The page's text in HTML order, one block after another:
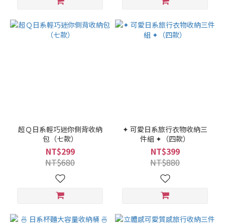
超Ｑ日系輕巧迷你側背收納
包（七款）
NT$299
NT$680
✦ 可愛日系旅行衣物收納三
件組 ✦（四款）
NT$399
NT$880